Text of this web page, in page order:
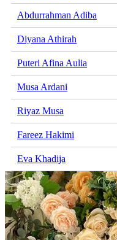
Abdurrahman Adiba
Diyana Athirah
Puteri Afina Aulia
Musa Ardani
Riyaz Musa
Fareez Hakimi
Eva Khadija